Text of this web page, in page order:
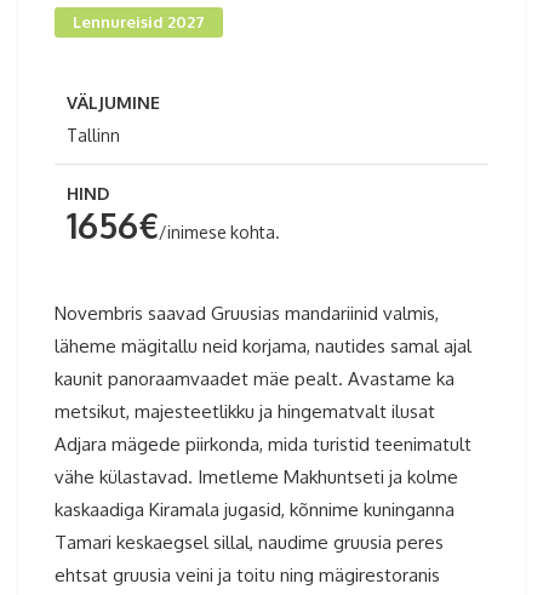
Lennureisid 2027
VÄLJUMINE
Tallinn
HIND
1656€/inimese kohta.
Novembris saavad Gruusias mandariinid valmis,
läheme mägitallu neid korjama, nautides samal ajal
kaunit panoraamvaadet mäe pealt. Avastame ka
metsikut, majesteetlikku ja hingematvalt ilusat
Adjara mägede piirkonda, mida turistid teenimatult
vähe külastavad. Imetleme Makhuntseti ja kolme
kaskaadiga Kiramala jugasid, kõnnime kuninganna
Tamari keskaegsel sillal, naudime gruusia peres
ehtsat gruusia veini ja toitu ning mägirestoranis